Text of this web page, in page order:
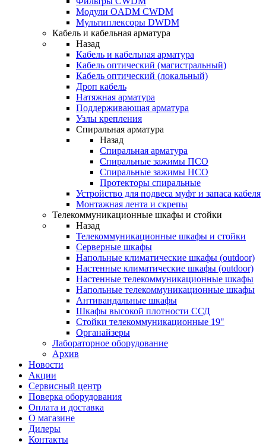
Модули OADM CWDM
Мультиплексоры DWDM
Кабель и кабельная арматура
Назад
Кабель и кабельная арматура
Кабель оптический (магистральный)
Кабель оптический (локальный)
Дроп кабель
Натяжная арматура
Поддерживающая арматура
Узлы крепления
Спиральная арматура
Назад
Спиральная арматура
Спиральные зажимы ПСО
Спиральные зажимы НСО
Протекторы спиральные
Устройство для подвеса муфт и запаса кабеля
Монтажная лента и скрепы
Телекоммуникационные шкафы и стойки
Назад
Телекоммуникационные шкафы и стойки
Серверные шкафы
Напольные климатические шкафы (outdoor)
Настенные климатические шкафы (outdoor)
Настенные телекоммуникационные шкафы
Напольные телекоммуникационные шкафы
Антивандальные шкафы
Шкафы высокой плотности ССД
Стойки телекоммуникационные 19"
Органайзеры
Лабораторное оборудование
Архив
Новости
Акции
Сервисный центр
Поверка оборудования
Оплата и доставка
О магазине
Дилеры
Контакты